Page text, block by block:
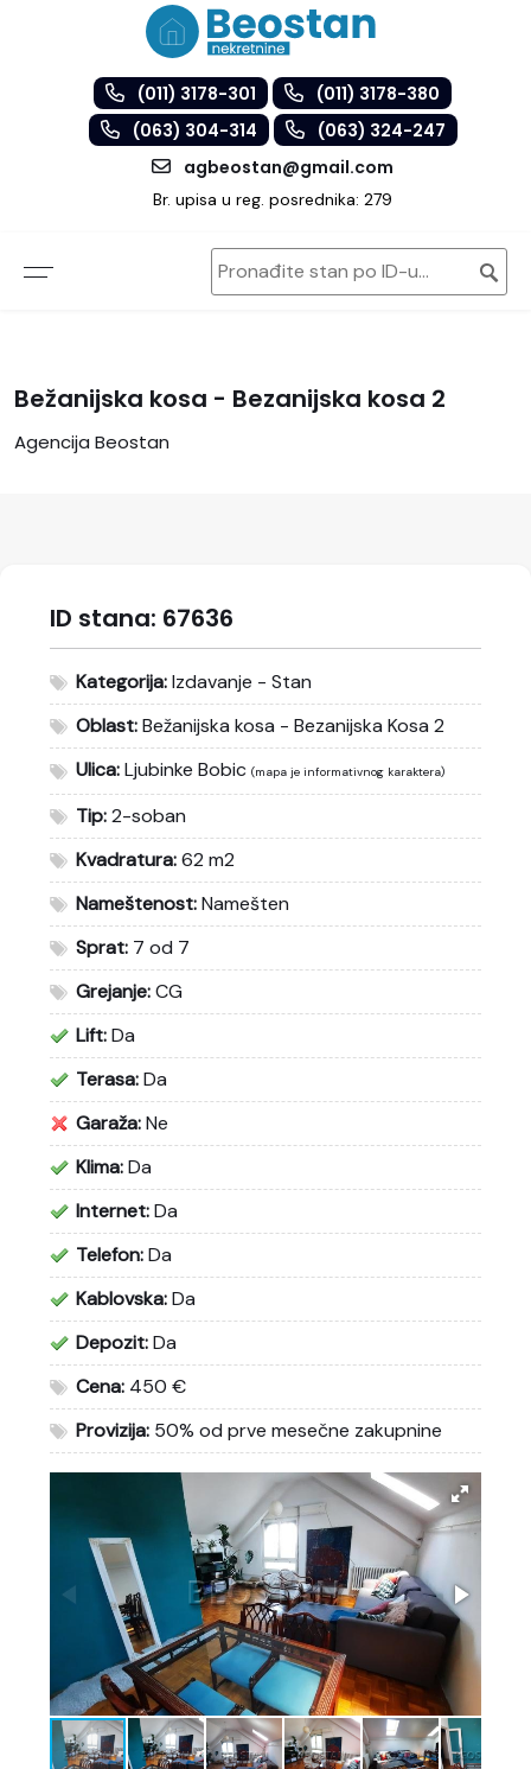
(011) 3178-301
(011) 3178-380
(063) 304-314
(063) 324-247
agbeostan@gmail.com
Br. upisa u reg. posrednika: 279
Bežanijska kosa - Bezanijska kosa 2
Agencija Beostan
ID stana: 67636
Kategorija:Izdavanje - Stan
Oblast:Bežanijska kosa - Bezanijska Kosa 2
Ulica:Ljubinke Bobic (mapa je informativnog karaktera)
Tip:2-soban
Kvadratura:62 m2
Nameštenost:Namešten
Sprat: 7 od 7
Grejanje:CG
Lift:Da
Terasa:Da
Garaža:Ne
Klima:Da
Internet:Da
Telefon:Da
Kablovska:Da
Depozit:Da
Cena: 450 €
Provizija: 50% od prve mesečne zakupnine